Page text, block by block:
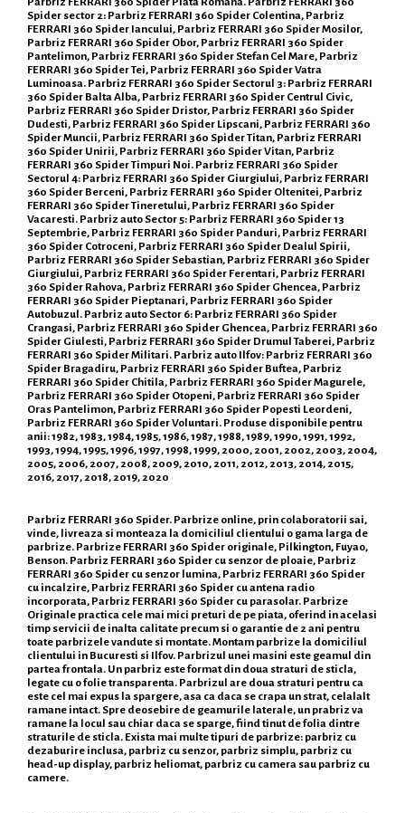
Spider sector 2: Parbriz FERRARI 360 Spider Colentina, Parbriz
FERRARI 360 Spider Iancului, Parbriz FERRARI 360 Spider Mosilor,
Parbriz FERRARI 360 Spider Obor, Parbriz FERRARI 360 Spider
Pantelimon, Parbriz FERRARI 360 Spider Stefan Cel Mare, Parbriz
FERRARI 360 Spider Tei, Parbriz FERRARI 360 Spider Vatra
Luminoasa. Parbriz FERRARI 360 Spider Sectorul 3: Parbriz FERRARI
360 Spider Balta Alba, Parbriz FERRARI 360 Spider Centrul Civic,
Parbriz FERRARI 360 Spider Dristor, Parbriz FERRARI 360 Spider
Dudesti, Parbriz FERRARI 360 Spider Lipscani, Parbriz FERRARI 360
Spider Muncii, Parbriz FERRARI 360 Spider Titan, Parbriz FERRARI
360 Spider Unirii, Parbriz FERRARI 360 Spider Vitan, Parbriz
FERRARI 360 Spider Timpuri Noi. Parbriz FERRARI 360 Spider
Sectorul 4: Parbriz FERRARI 360 Spider Giurgiului, Parbriz FERRARI
360 Spider Berceni, Parbriz FERRARI 360 Spider Oltenitei, Parbriz
FERRARI 360 Spider Tineretului, Parbriz FERRARI 360 Spider
Vacaresti. Parbriz auto Sector 5: Parbriz FERRARI 360 Spider 13
Septembrie, Parbriz FERRARI 360 Spider Panduri, Parbriz FERRARI
360 Spider Cotroceni, Parbriz FERRARI 360 Spider Dealul Spirii,
Parbriz FERRARI 360 Spider Sebastian, Parbriz FERRARI 360 Spider
Giurgiului, Parbriz FERRARI 360 Spider Ferentari, Parbriz FERRARI
360 Spider Rahova, Parbriz FERRARI 360 Spider Ghencea, Parbriz
FERRARI 360 Spider Pieptanari, Parbriz FERRARI 360 Spider
Autobuzul. Parbriz auto Sector 6: Parbriz FERRARI 360 Spider
Crangasi, Parbriz FERRARI 360 Spider Ghencea, Parbriz FERRARI 360
Spider Giulesti, Parbriz FERRARI 360 Spider Drumul Taberei, Parbriz
FERRARI 360 Spider Militari. Parbriz auto Ilfov: Parbriz FERRARI 360
Spider Bragadiru, Parbriz FERRARI 360 Spider Buftea, Parbriz
FERRARI 360 Spider Chitila, Parbriz FERRARI 360 Spider Magurele,
Parbriz FERRARI 360 Spider Otopeni, Parbriz FERRARI 360 Spider
Oras Pantelimon, Parbriz FERRARI 360 Spider Popesti Leordeni,
Parbriz FERRARI 360 Spider Voluntari. Produse disponibile pentru
anii: 1982, 1983, 1984, 1985, 1986, 1987, 1988, 1989, 1990, 1991, 1992,
1993, 1994, 1995, 1996, 1997, 1998, 1999, 2000, 2001, 2002, 2003, 2004,
2005, 2006, 2007, 2008, 2009, 2010, 2011, 2012, 2013, 2014, 2015,
2016, 2017, 2018, 2019, 2020
Parbriz FERRARI 360 Spider. Parbrize online, prin colaboratorii sai,
vinde, livreaza si monteaza la domiciliul clientului o gama larga de
parbrize. Parbrize FERRARI 360 Spider originale, Pilkington, Fuyao,
Benson. Parbriz FERRARI 360 Spider cu senzor de ploaie, Parbriz
FERRARI 360 Spider cu senzor lumina, Parbriz FERRARI 360 Spider
cu incalzire, Parbriz FERRARI 360 Spider cu antena radio
incorporata, Parbriz FERRARI 360 Spider cu parasolar. Parbrize
Originale practica cele mai mici preturi de pe piata, oferind in acelasi
timp servicii de inalta calitate precum si o garantie de 2 ani pentru
toate parbrizele vandute si montate. Montam parbrize la domiciliul
clientului in Bucuresti si Ilfov. Parbrizul unei masini este geamul din
partea frontala. Un parbriz este format din doua straturi de sticla,
legate cu o folie transparenta. Parbrizul are doua straturi pentru ca
este cel mai expus la spargere, asa ca daca se crapa un strat, celalalt
ramane intact. Spre deosebire de geamurile laterale, un prabriz va
ramane la locul sau chiar daca se sparge, fiind tinut de folia dintre
straturile de sticla. Exista mai multe tipuri de parbrize: parbriz cu
dezaburire inclusa, parbriz cu senzor, parbriz simplu, parbriz cu
head-up display, parbriz heliomat, parbriz cu camera sau parbriz cu
camere.